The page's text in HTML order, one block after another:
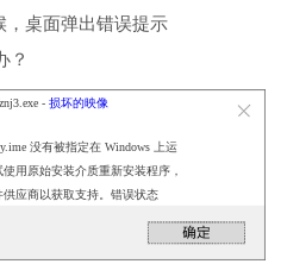
，桌面弹出错误提示
？
- 损坏的映像
没有被指定在 Windows 上运
用原始安装介质重新安装程序，
应商以获取支持。错误状态